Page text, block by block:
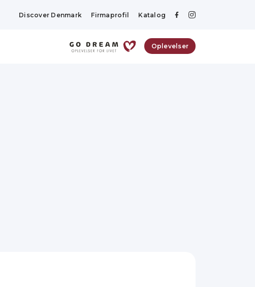
Discover Denmark Firmaprofil Katalog
Oplevelser